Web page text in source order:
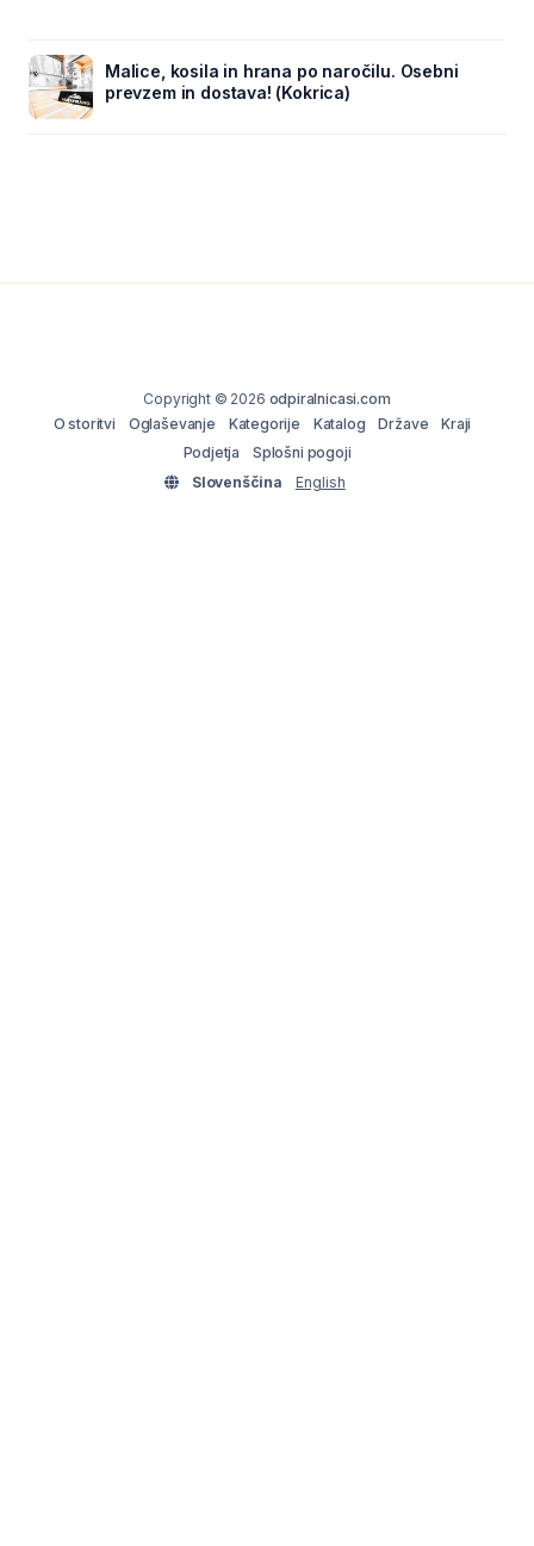
Malice, kosila in hrana po naročilu. Osebni
prevzem in dostava! (Kokrica)
Copyright © 2026 odpiralnicasi.com
O storitvi
Oglaševanje Kategorije Katalog Države
Kraji
Podjetja
Splošni pogoji
Slovenščina
English